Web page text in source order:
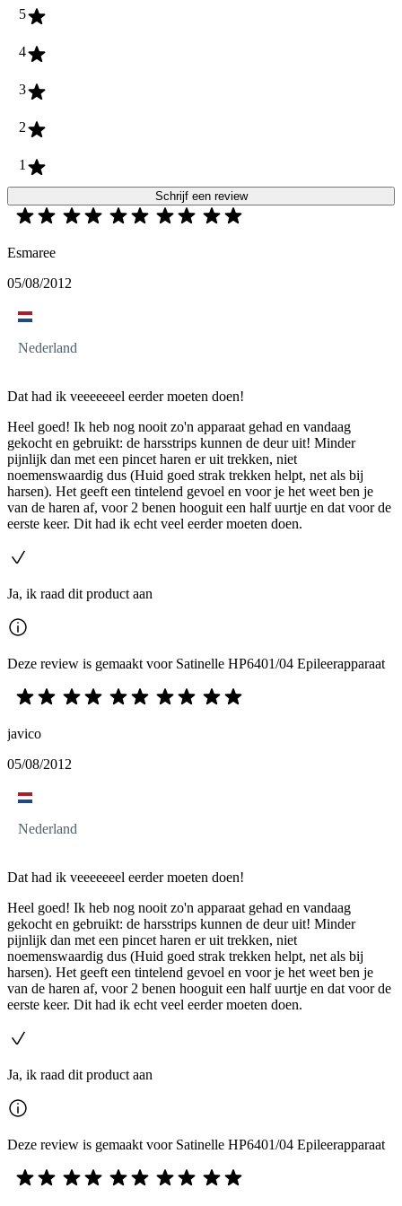
5
4
3
2
1
Schrijf een review
Esmaree
05/08/2012
Nederland
Dat had ik veeeeeeel eerder moeten doen!
Heel goed! Ik heb nog nooit zo'n apparaat gehad en vandaag
gekocht en gebruikt: de harsstrips kunnen de deur uit! Minder
pijnlijk dan met een pincet haren er uit trekken, niet
noemenswaardig dus (Huid goed strak trekken helpt, net als bij
harsen). Het geeft een tintelend gevoel en voor je het weet ben je
van de haren af, voor 2 benen hooguit een half uurtje en dat voor de
eerste keer. Dit had ik echt veel eerder moeten doen.
Ja, ik raad dit product aan
Deze review is gemaakt voor Satinelle HP6401/04 Epileerapparaat
javico
05/08/2012
Nederland
Dat had ik veeeeeeel eerder moeten doen!
Heel goed! Ik heb nog nooit zo'n apparaat gehad en vandaag
gekocht en gebruikt: de harsstrips kunnen de deur uit! Minder
pijnlijk dan met een pincet haren er uit trekken, niet
noemenswaardig dus (Huid goed strak trekken helpt, net als bij
harsen). Het geeft een tintelend gevoel en voor je het weet ben je
van de haren af, voor 2 benen hooguit een half uurtje en dat voor de
eerste keer. Dit had ik echt veel eerder moeten doen.
Ja, ik raad dit product aan
Deze review is gemaakt voor Satinelle HP6401/04 Epileerapparaat